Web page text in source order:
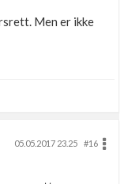
Men er ikke
05.05.2017 23.25
#16